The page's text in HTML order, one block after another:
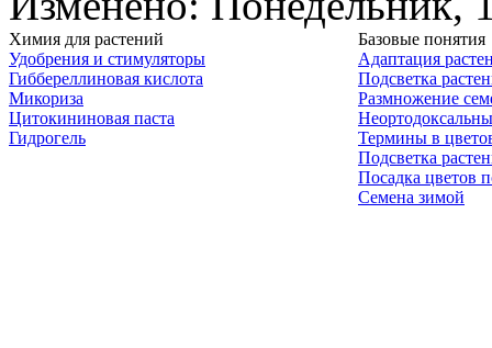
Химия для растений
Удобрения и стимуляторы
Гиббереллиновая кислота
Микориза
Цитокининовая паста
Гидрогель
Базовые понятия
Адаптация
Подсветка
Размножение
Термины в
Подсветка
Посадка цветов
Семена зимой